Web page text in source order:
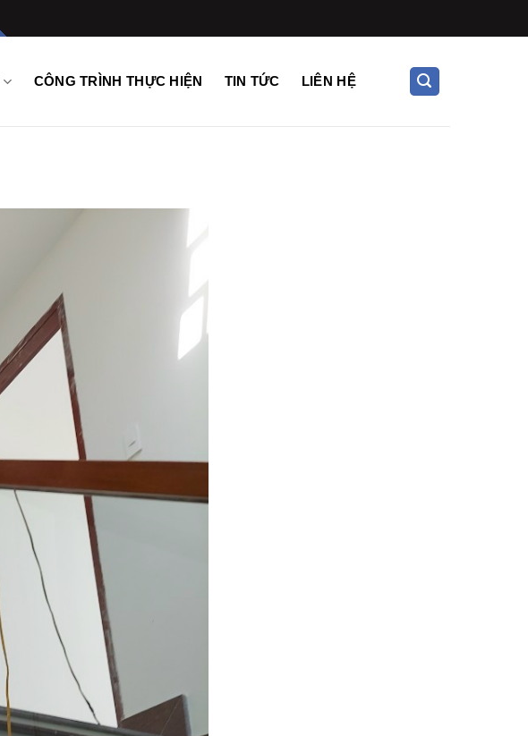
CÔNG TRÌNH THỰC HIỆN TIN TỨC LIÊN HỆ